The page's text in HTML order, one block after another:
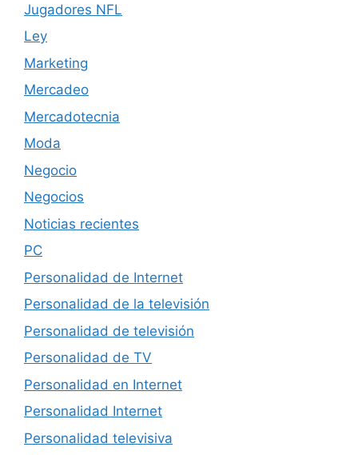
Jugadores NFL
Ley
Marketing
Mercadeo
Mercadotecnia
Moda
Negocio
Negocios
Noticias recientes
PC
Personalidad de Internet
Personalidad de la televisión
Personalidad de televisión
Personalidad de TV
Personalidad en Internet
Personalidad Internet
Personalidad televisiva